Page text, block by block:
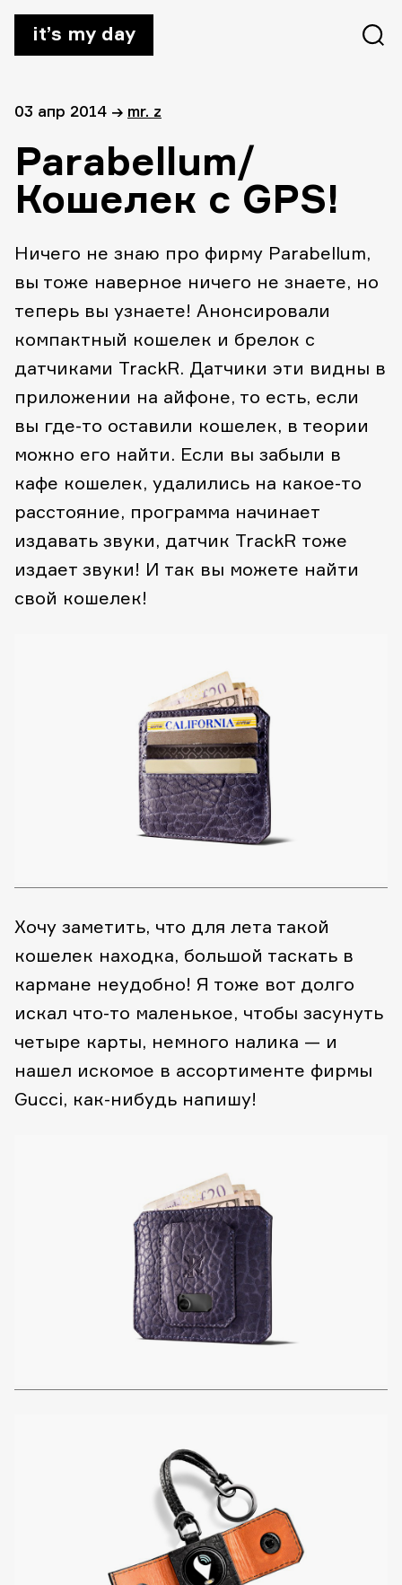
it’s my day
03 апр 2014 → mr. z
Parabellum/
Кошелек с GPS!
Ничего не знаю про фирму Parabellum,
вы тоже наверное ничего не знаете, но
теперь вы узнаете! Анонсировали
компактный кошелек и брелок с
датчиками TrackR. Датчики эти видны в
приложении на айфоне, то есть, если
вы где-то оставили кошелек, в теории
можно его найти. Если вы забыли в
кафе кошелек, удалились на какое-то
расстояние, программа начинает
издавать звуки, датчик TrackR тоже
издает звуки! И так вы можете найти
свой кошелек!
Хочу заметить, что для лета такой
кошелек находка, большой таскать в
кармане неудобно! Я тоже вот долго
искал что-то маленькое, чтобы засунуть
четыре карты, немного налика — и
нашел искомое в ассортименте фирмы
Gucci, как-нибудь напишу!